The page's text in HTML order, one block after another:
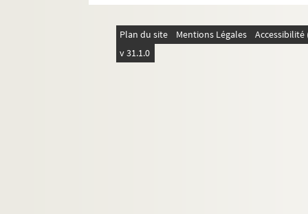
Plan du site Mentions Légales
v 31.1.0